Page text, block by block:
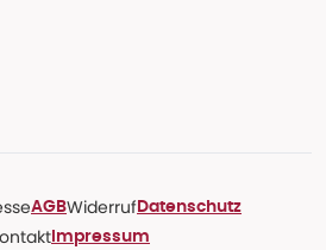
AGBWiderruf Datenschutz
Impressum